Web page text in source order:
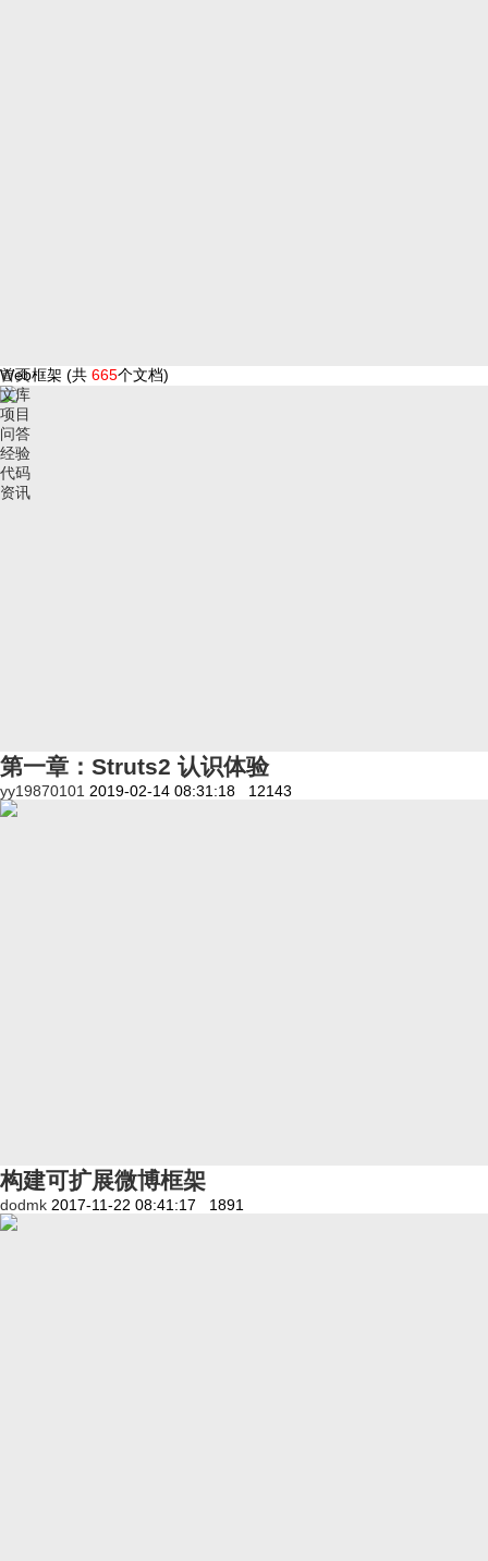
首页
文库
项目
问答
经验
代码
资讯
Web框架 (共 665个文档)
第一章：Struts2 认识体验
yy19870101 2019-02-14 08:31:18 12143
构建可扩展微博框架
dodmk 2017-11-22 08:41:17 1891